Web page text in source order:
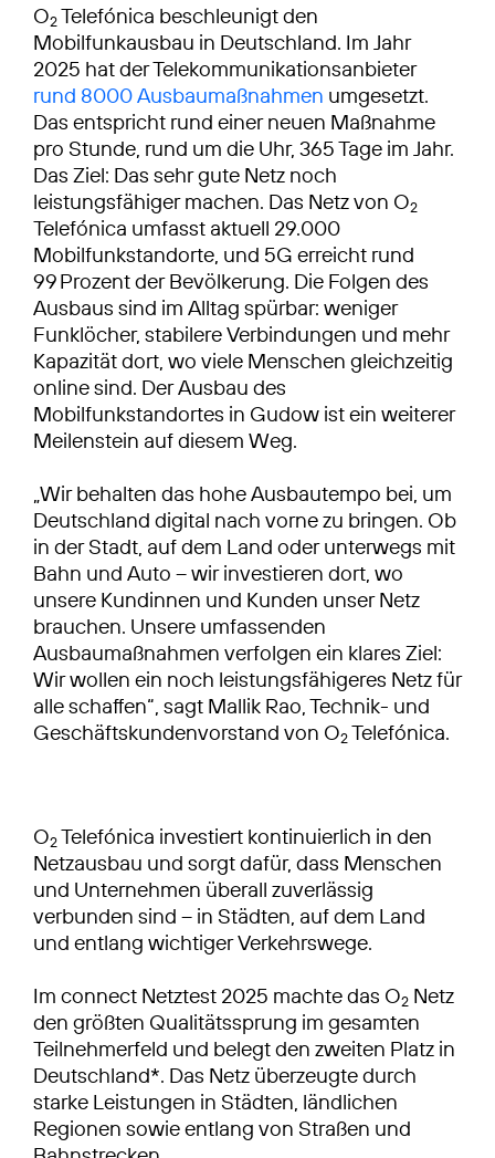
O2Telefónica beschleunigt den
Mobilfunkausbau in Deutschland. Im Jahr
2025 hat der Telekommunikationsanbieter
rund 8000 Ausbaumaßnahmen umgesetzt.
Das entspricht rund einer neuen Maßnahme
pro Stunde, rund um die Uhr, 365 Tage im Jahr.
Das Ziel: Das sehr gute Netz noch
leistungsfähiger machen. Das Netz von O2
Telefónica umfasst aktuell 29.000
Mobilfunkstandorte, und 5G erreicht rund
99 Prozent der Bevölkerung. Die Folgen des
Ausbaus sind im Alltag spürbar: weniger
Funklöcher, stabilere Verbindungen und mehr
Kapazität dort, wo viele Menschen gleichzeitig
online sind. Der Ausbau des
Mobilfunkstandortes in Gudow ist ein weiterer
Meilenstein auf diesem Weg.
„Wir behalten das hohe Ausbautempo bei, um
Deutschland digital nach vorne zu bringen. Ob
in der Stadt, auf dem Land oder unterwegs mit
Bahn und Auto – wir investieren dort, wo
unsere Kundinnen und Kunden unser Netz
brauchen. Unsere umfassenden
Ausbaumaßnahmen verfolgen ein klares Ziel:
Wir wollen ein noch leistungsfähigeres Netz für
alle schaffen“, sagt Mallik Rao, Technik- und
Geschäftskundenvorstand von O2Telefónica.
O2Telefónica investiert kontinuierlich in den
Netzausbau und sorgt dafür, dass Menschen
und Unternehmen überall zuverlässig
verbunden sind – in Städten, auf dem Land
und entlang wichtiger Verkehrswege.
Im connect Netztest 2025 machte das O2 Netz
den größten Qualitätssprung im gesamten
Teilnehmerfeld und belegt den zweiten Platz in
Deutschland*. Das Netz überzeugte durch
starke Leistungen in Städten, ländlichen
Regionen sowie entlang von Straßen und